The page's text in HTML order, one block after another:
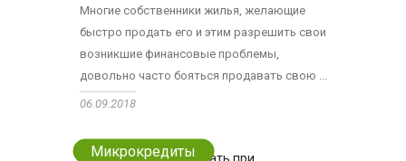
Многие собственники жилья, желающие
быстро продать его и этим разрешить свои
возникшие финансовые проблемы,
довольно часто бояться продавать свою ...
06.09.2018
Микрокредиты